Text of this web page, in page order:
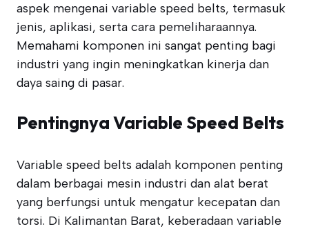
aspek mengenai variable speed belts, termasuk
jenis, aplikasi, serta cara pemeliharaannya.
Memahami komponen ini sangat penting bagi
industri yang ingin meningkatkan kinerja dan
daya saing di pasar.
Pentingnya Variable Speed Belts
Variable speed belts adalah komponen penting
dalam berbagai mesin industri dan alat berat
yang berfungsi untuk mengatur kecepatan dan
torsi. Di Kalimantan Barat, keberadaan variable